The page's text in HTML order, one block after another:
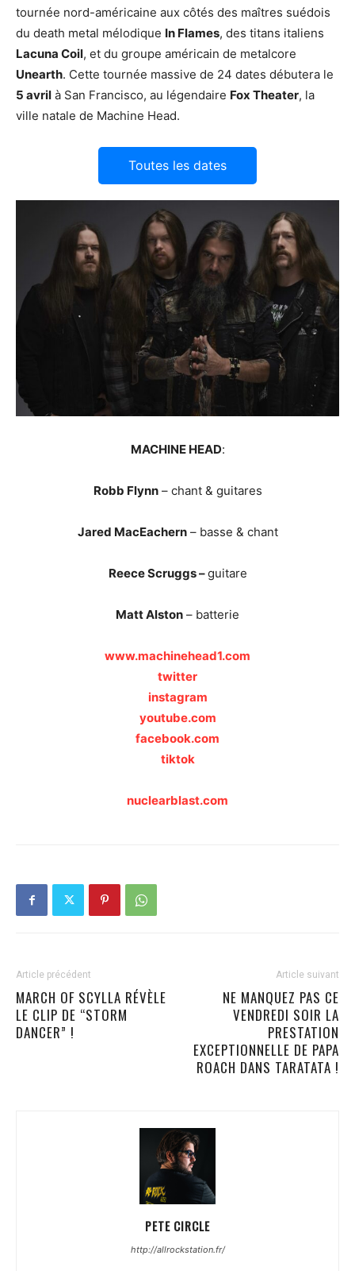
tournée nord-américaine aux côtés des maîtres suédois
du death metal mélodique In Flames, des titans italiens
Lacuna Coil, et du groupe américain de metalcore
Unearth. Cette tournée massive de 24 dates débutera le
5 avril à San Francisco, au légendaire Fox Theater, la
ville natale de Machine Head.
Toutes les dates
MACHINE HEAD:
Robb Flynn– chant & guitares
Jared MacEachern– basse & chant
Reece Scruggs –guitare
Matt Alston – batterie
www.machinehead1.com
twitter
instagram
youtube.com
facebook.com
tiktok
nuclearblast.com
Article précédent
MARCH OF SCYLLA RÉVÈLE
LE CLIP DE “STORM
DANCER” !
Article suivant
NE MANQUEZ PAS CE
VENDREDI SOIR LA
PRESTATION
EXCEPTIONNELLE DE PAPA
ROACH DANS TARATATA !
PETE CIRCLE
http://allrockstation.fr/